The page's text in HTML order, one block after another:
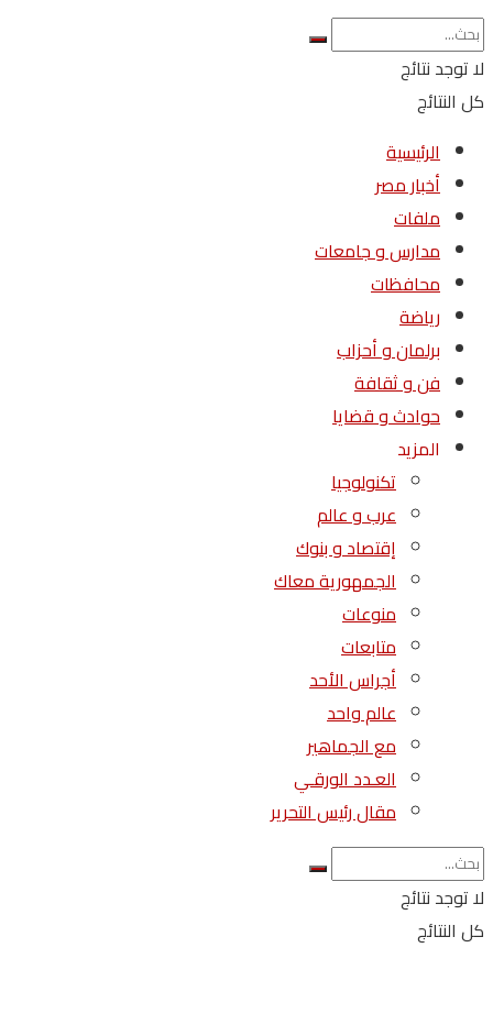
لا توجد نتائج
كل النتائج
الرئيسية
أخبار مصر
ملفات
مدارس و جامعات
محافظات
رياضة
برلمان و أحزاب
فن و ثقافة
حوادث و قضايا
المزيد
تكنولوجيا
عرب و عالم
إقتصاد و بنوك
الجمهورية معاك
منوعات
متابعات
أجراس الأحد
عالم واحد
مع الجماهير
العـدد الورقـي
مقال رئيس التحرير
لا توجد نتائج
كل النتائج